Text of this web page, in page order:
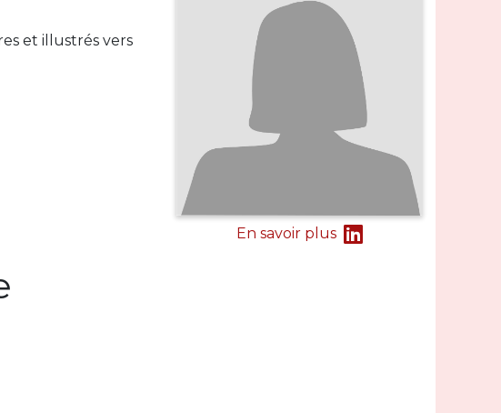
et illustrés vers
En savoir plus